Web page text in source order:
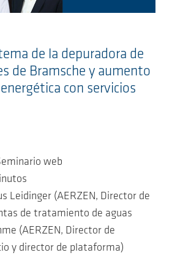
de la depuradora de
de Bramsche y aumento
con servicios
web
(AERZEN, Director de
de tratamiento de aguas
(AERZEN, Director de
y director de plataforma)